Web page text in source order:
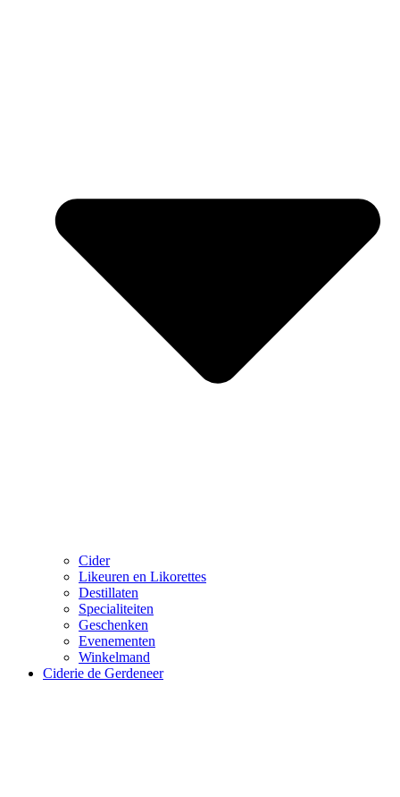
Cider
Likeuren en Likorettes
Destillaten
Specialiteiten
Geschenken
Evenementen
Winkelmand
Ciderie de Gerdeneer